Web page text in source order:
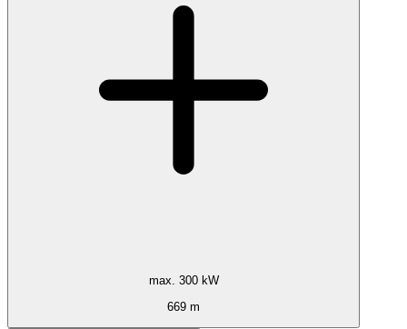
max. 300 kW
669 m